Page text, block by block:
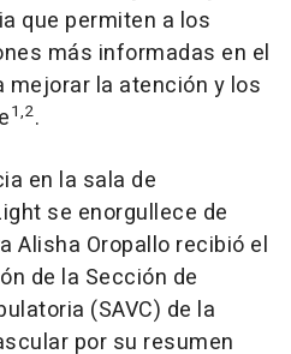
que permiten a los
más informadas en el
mejorar la atención y los
1,2.
en la sala de
se enorgullece de
Alisha Oropallo recibió el
de la Sección de
(SAVC) de la
por su resumen